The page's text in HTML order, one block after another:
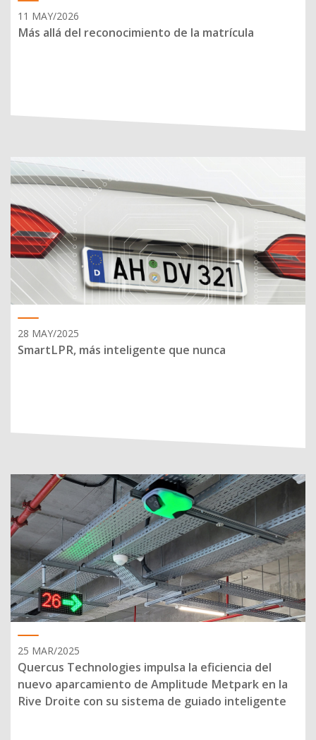
11 MAY/2026
Más allá del reconocimiento de la matrícula
28 MAY/2025
SmartLPR, más inteligente que nunca
25 MAR/2025
Quercus Technologies impulsa la eficiencia del
nuevo aparcamiento de Amplitude Metpark en la
Rive Droite con su sistema de guiado inteligente